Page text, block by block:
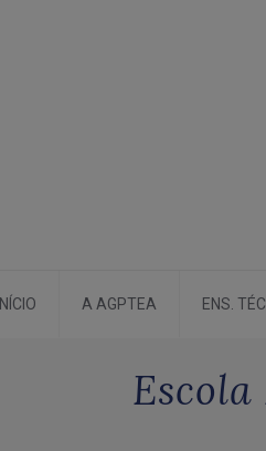
INÍCIO A AGPTEA ENS.